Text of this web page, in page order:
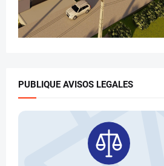
PUBLIQUE AVISOS LEGALES